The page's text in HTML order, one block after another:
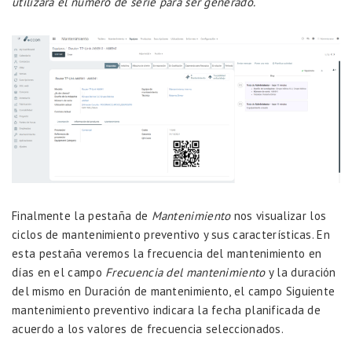
Finalmente la pestaña de Mantenimientonos visualizar los
ciclos de mantenimiento preventivo y sus características. En
esta pestaña veremos la frecuencia del mantenimiento en
días en el campo Frecuencia del mantenimientoy la duración
del mismo en Duración de mantenimiento, el campo Siguiente
mantenimiento preventivo indicara la fecha planificada de
acuerdo a los valores de frecuencia seleccionados.